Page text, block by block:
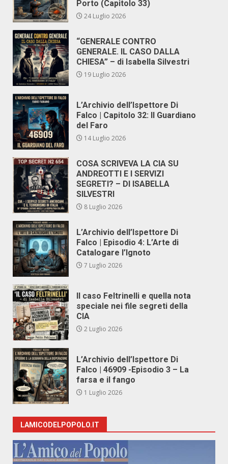
Porto (Capitolo 33)
24 Luglio 2026
“GENERALE CONTRO
GENERALE. IL CASO DALLA
CHIESA” – di Isabella Silvestri
19 Luglio 2026
L’Archivio dell’Ispettore Di
Falco | Capitolo 32: Il Guardiano
del Faro
14 Luglio 2026
COSA SCRIVEVA LA CIA SU
ANDREOTTI E I SERVIZI
SEGRETI? – DI ISABELLA
SILVESTRI
8 Luglio 2026
L’Archivio dell’Ispettore Di
Falco | Episodio 4: L’Arte di
Catalogare l’Ignoto
7 Luglio 2026
Il caso Feltrinelli e quella nota
speciale nei file segreti della
CIA
2 Luglio 2026
L’Archivio dell’Ispettore Di
Falco | 46909 -Episodio 3 – La
farsa e il fango
1 Luglio 2026
LAMICODELPOPOLO.IT